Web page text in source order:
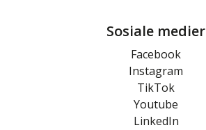
Sosiale medier
Facebook
Instagram
TikTok
Youtube
LinkedIn